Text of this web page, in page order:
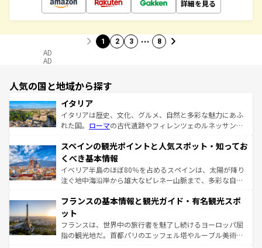
詳細を見る
1 2 3 … 8
AD
AD
人気の国と地域から探す
イタリア
イタリアは歴史、文化、グルメ、自然と多彩な魅力にあふ
れた国。 ローマの古代遺跡やフィレンツェのルネッサンス
ろん、トスカーナの美しい田園風景やアマルフィ海岸の絶
景など、自然景観も見逃せない。観光の合間には、本場の
ピザやパスタなど、絶品のイタリア料理を堪能することも
できる。朝目覚めてから夜眠るまで、すべての瞬間を楽し
なお、新着のイタリア情報はコンテンツ一覧を参照してほ
しい。
スペインの観光ポイントと人気スポット・知ってお
くべき基本情報
イベリア半島のほぼ80％を占めるスペインは、太陽が降り
注ぐ地中海沿岸から雄大なピレネー山脈まで、多彩な自然
文化が根付くこの国では、情熱的なフラメンコ、熱気あふ
れる闘牛、そして美味しいタパスが生活の一部となってい
る。首都マドリードの洗練された雰囲気や、バルセロナの
アートに溢れた街角から、地方では古代ローマ遺跡や中世
フランスの基本情報と観光ガイド・有名観光スポ
ット
フランスは、世界中の旅行者を魅了し続けるヨーロッパ屈
指の観光地だ。首都パリのエッフェル塔やルーブル美術館